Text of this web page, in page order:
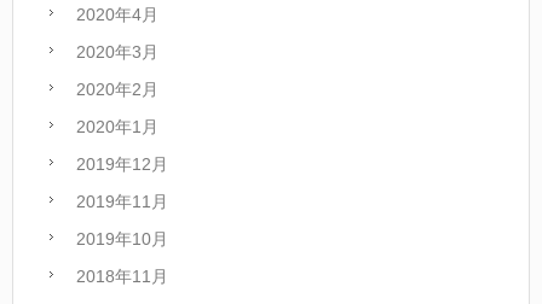
2020年4月
2020年3月
2020年2月
2020年1月
2019年12月
2019年11月
2019年10月
2018年11月